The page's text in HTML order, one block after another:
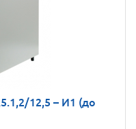
12,5 – И1 (до